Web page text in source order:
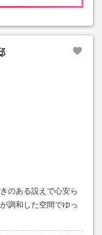
のある設えで心安ら
調和した空間でゆっ